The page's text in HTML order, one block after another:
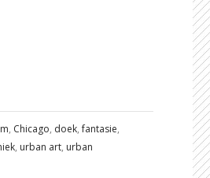
, Chicago, doek,fantasie,
, urban art, urban